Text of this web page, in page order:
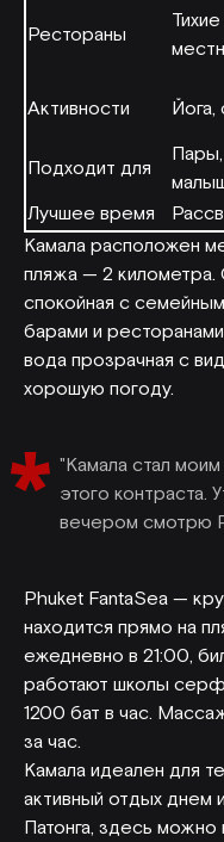
Рестораны
Активности
Йога,
Подходит для
Лучшее время
Камала расположен
пляжа — 2
спокойная с
барами и
вода прозрачная с
хорошую погоду.
"Камала стал
этого контраста.
вечером смотрю
Phuket FantaSea —
находится прямо на
ежедневно в 21:00,
работают школы
1200 бат в час.
за час.
Камала идеален для
активный отдых днем
Патонга, здесь можно